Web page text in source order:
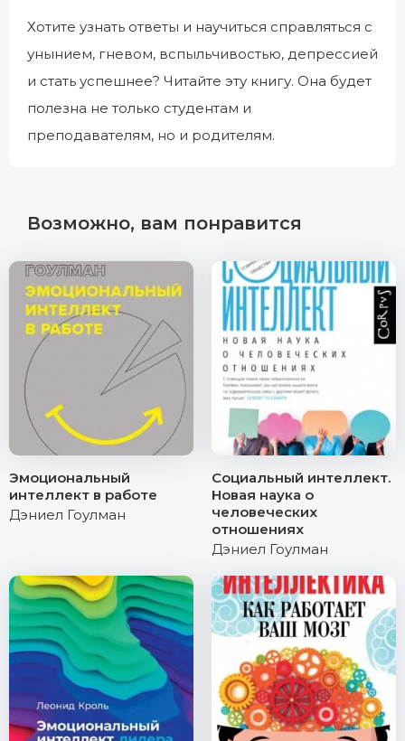
Хотите узнать ответы и научиться справляться с
унынием, гневом, вспыльчивостью, депрессией
и стать успешнее? Читайте эту книгу. Она будет
полезна не только студентам и
преподавателям, но и родителям.
Возможно, вам понравится
Эмоциональный
интеллект в работе
Дэниел Гоулман
Социальный интеллект.
Новая наука о
человеческих
отношениях
Дэниел Гоулман